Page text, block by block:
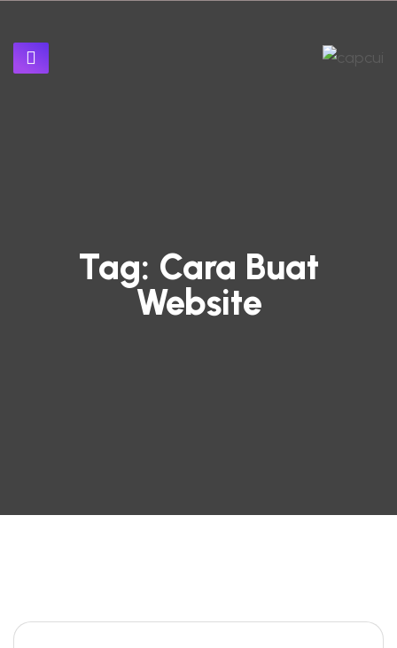
Tag: Cara Buat
Website